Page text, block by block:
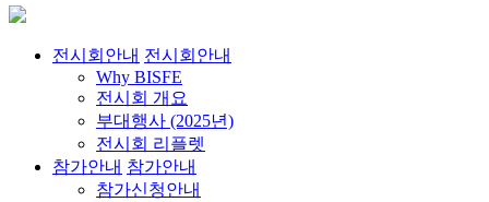
전시회안내 전시회안내
Why BISFE
전시회 개요
부대행사 (2025년)
전시회 리플렛
참가안내 참가안내
참가신청안내